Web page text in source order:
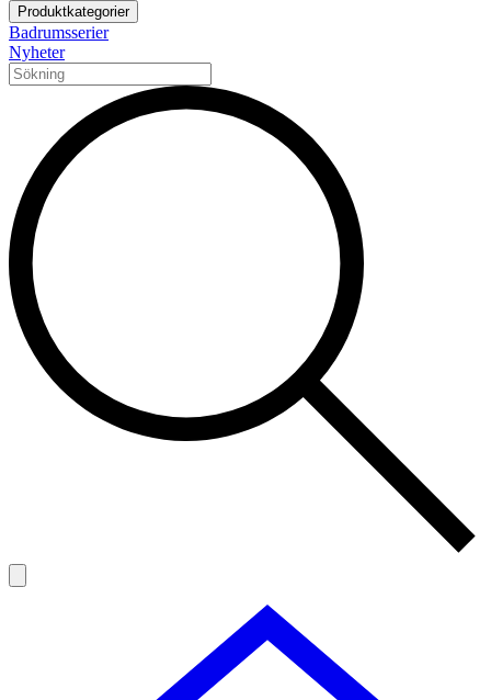
Produktkategorier
Badrumsserier
Nyheter